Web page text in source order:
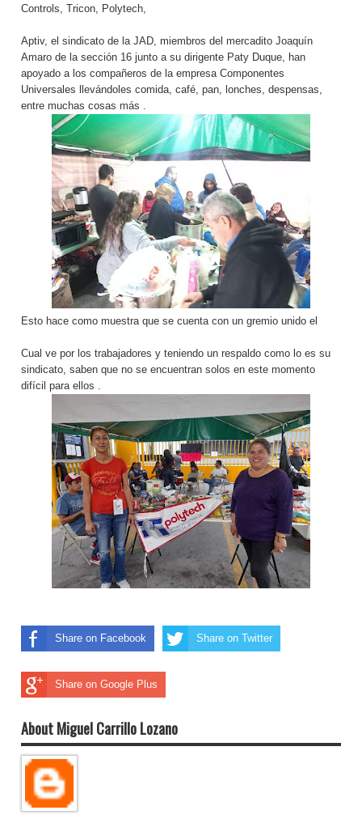
Controls, Tricon, Polytech,
Aptiv, el sindicato de la JAD, miembros del mercadito Joaquín
Amaro de la sección 16 junto a su dirigente Paty Duque, han
apoyado a los compañeros de la empresa Componentes
Universales llevándoles comida, café, pan, lonches, despensas,
entre muchas cosas más .
Esto hace como muestra que se cuenta con un gremio unido el
Cual ve por los trabajadores y teniendo un respaldo como lo es su
sindicato, saben que no se encuentran solos en este momento
difícil para ellos .
Share on Facebook Share on Twitter
Share on Google Plus
About Miguel Carrillo Lozano